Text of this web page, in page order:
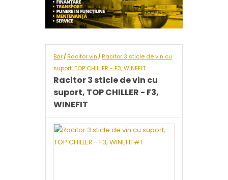
Bar/Racitor vin /Racitor 3 sticle de vin cu
suport, TOP CHILLER - F3, WINEFIT
Racitor 3 sticle de vin cu
suport, TOP CHILLER - F3,
WINEFIT